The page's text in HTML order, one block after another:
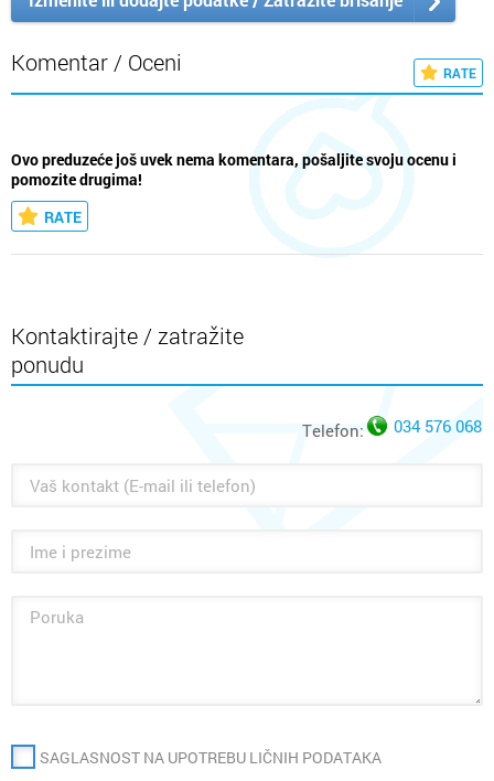
Komentar / Oceni RATE
Ovo preduzeće još uvek nema komentara, pošaljite svoju ocenu i
pomozite drugima!
RATE
Kontaktirajte / zatražite
ponudu
Telefon: 034 576 068
SAGLASNOST NA UPOTREBU LIČNIH PODATAKA